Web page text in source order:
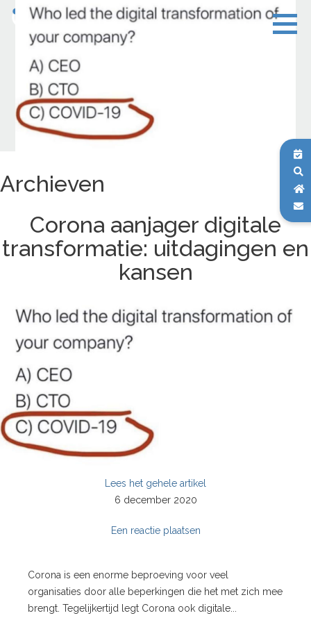
Archieven
Corona aanjager digitale
transformatie: uitdagingen en
kansen
Lees het gehele artikel
6 december 2020
Een reactie plaatsen
Corona is een enorme beproeving voor veel
organisaties door alle beperkingen die het met zich mee
brengt. Tegelijkertijd legt Corona ook digitale...